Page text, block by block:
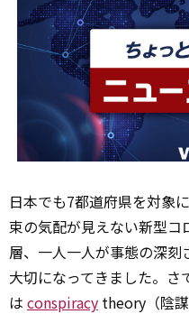
日本でも7都道府県を対象
束の気配が見えない新型
層、一人一人が事態の深
大切になってきました。さ
は conspiracy theory（陰